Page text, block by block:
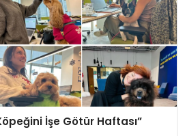
İşe Götür Haftası”